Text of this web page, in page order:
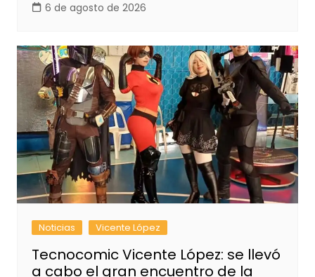
6 de agosto de 2026
Noticias Vicente López
Tecnocomic Vicente López: se llevó
a cabo el gran encuentro de la